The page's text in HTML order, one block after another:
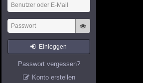
Einloggen
Passwort vergessen?
Konto erstellen